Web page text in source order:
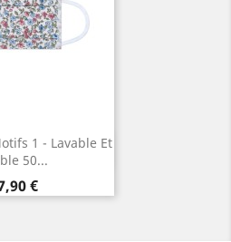
1 - Lavable Et
50...
€
rapide